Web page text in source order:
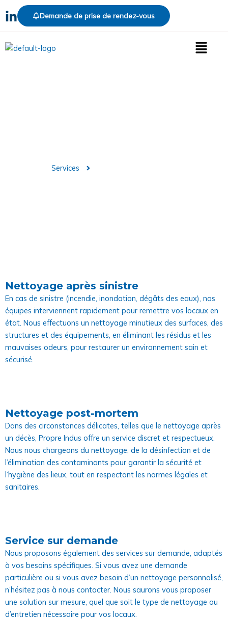
Demande de prise de rendez-vous
Menu
Services
Nettoyage après sinistre
En cas de sinistre (incendie, inondation, dégâts des eaux), nos
équipes interviennent rapidement pour remettre vos locaux en
état. Nous effectuons un nettoyage minutieux des surfaces, des
structures et des équipements, en éliminant les résidus et les
mauvaises odeurs, pour restaurer un environnement sain et
sécurisé.
Nettoyage post-mortem
Dans des circonstances délicates, telles que le nettoyage après
un décès, Propre Indus offre un service discret et respectueux.
Nous nous chargeons du nettoyage, de la désinfection et de
l’élimination des contaminants pour garantir la sécurité et
l’hygiène des lieux, tout en respectant les normes légales et
sanitaires.
Service sur demande
Nous proposons également des services sur demande, adaptés
à vos besoins spécifiques. Si vous avez une demande
particulière ou si vous avez besoin d’un nettoyage personnalisé,
n’hésitez pas à nous contacter. Nous saurons vous proposer
une solution sur mesure, quel que soit le type de nettoyage ou
d’entretien nécessaire pour vos locaux.